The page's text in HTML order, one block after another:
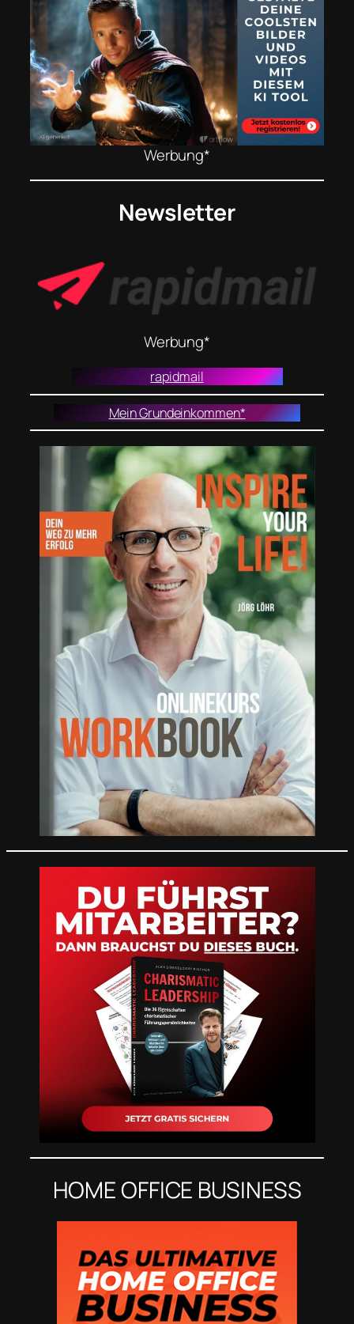
Werbung*
Newsletter
Werbung*
rapidmail
Mein Grundeinkommen*
HOME OFFICE BUSINESS